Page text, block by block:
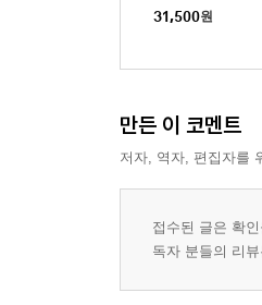
31,500원
만든 이 코멘트
저자, 역자, 편집자를
접수된 글은 확
독자 분들의 리